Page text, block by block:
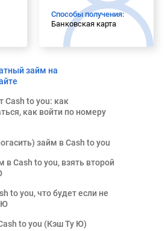
Способы получения:
Банковская карта
займ на
Cash to you: как
как войти по номеру
займ в Cash to you
в Cash to you, взять второй
to you, что будет если не
Ю
to you (Кэш Ту Ю)